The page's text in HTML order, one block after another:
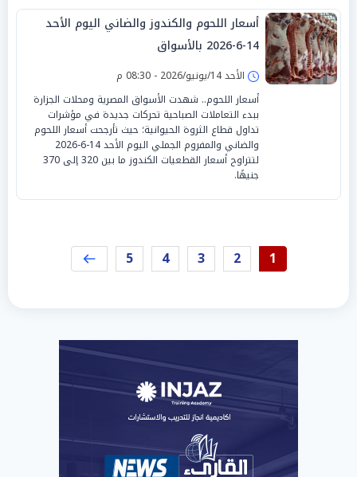
أسعار اللحوم والكندوز والضاني اليوم الأحد
14-6-2026 بالأسواق
الأحد 14/يونيو/2026 - 08:30 م
أسعار اللحوم.. شهدت الأسواق المصرية ومحلات الجزارة
ببدء التعاملات الصباحية تحركات جديدة في مؤشرات
تداول قطاع الثروة الحيوانية؛ حيث تأرجحت أسعار اللحوم
والضاني والمفروم الجملي اليوم الأحد 14-6-2026
لتتراوح أسعار القطعيات الكندوز ما بين 320 إلى 370
جنيهًا.
1
2
3
4
5